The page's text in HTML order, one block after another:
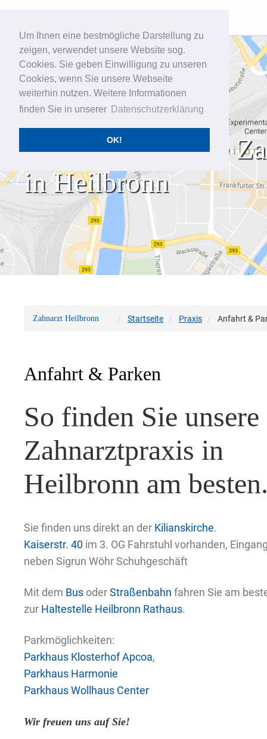
Um Ihnen eine bestmögliche Darstellung zu
zeigen, verwendet unsere Website sog.
Cookies. Sie geben Einwilligung zu unseren
Cookies, wenn Sie unsere Webseite
weiterhin nutzen. Weitere Informationen
finden Sie in unserer Datenschutzerklärung
OK!
Startseite
Praxis
Kontakt
So finden Sie ihre
in Heilbronn
Zahnarzt Heilbronn Startseite Praxis Anfahrt &
Anfahrt & Parken
So finden Sie unsere
Zahnarztpraxis in
Heilbronn am
Sie finden uns direkt an der Kilianskirche.
Kaiserstr. 40 im 3. OG Fahrstuhl vorhanden,
neben Sigrun Wöhr Schuhgeschäft
Mit dem Bus oderStraßenbahn fahren Sie am
zur Haltestelle Heilbronn Rathaus.
Parkmöglichkeiten:
Parkhaus Klosterhof Apcoa,
Parkhaus Harmonie
Parkhaus Wollhaus Center
Wir freuen uns auf Sie!